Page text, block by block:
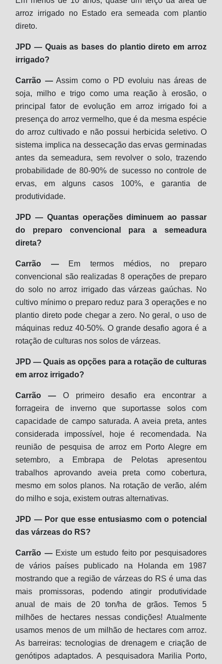
arroz irrigado no Estado era semeada com plantio
direto.
JPD — Quais as bases do plantio direto em arroz
irrigado?
Carrão —Assim como o PD evoluiu nas áreas de
soja, milho e trigo como uma reação à erosão, o
principal fator de evolução em arroz irrigado foi a
presença do arroz vermelho, que é da mesma espécie
do arroz cultivado e não possui herbicida seletivo. O
sistema implica na dessecação das ervas germinadas
antes da semeadura, sem revolver o solo, trazendo
probabilidade de 80-90% de sucesso no controle de
ervas, em alguns casos 100%, e garantia de
produtividade.
JPD — Quantas operações diminuem ao passar
do preparo convencional para a semeadura
direta?
Carrão —Em termos médios, no preparo
convencional são realizadas 8 operações de preparo
do solo no arroz irrigado das várzeas gaúchas. No
cultivo mínimo o preparo reduz para 3 operações e no
plantio direto pode chegar a zero. No geral, o uso de
máquinas reduz 40-50%. O grande desafio agora é a
rotação de culturas nos solos de várzeas.
JPD — Quais as opções para a rotação de culturas
em arroz irrigado?
Carrão — O primeiro desafio era encontrar a
forrageira de inverno que suportasse solos com
capacidade de campo saturada. A aveia preta, antes
considerada impossível, hoje é recomendada. Na
reunião de pesquisa de arroz em Porto Alegre em
setembro, a Embrapa de Pelotas apresentou
trabalhos aprovando aveia preta como cobertura,
mesmo em solos planos. Na rotação de verão, além
do milho e soja, existem outras alternativas.
JPD — Por que esse entusiasmo com o potencial
das várzeas do RS?
Carrão —Existe um estudo feito por pesquisadores
de vários países publicado na Holanda em 1987
mostrando que a região de várzeas do RS é uma das
mais promissoras, podendo atingir produtividade
anual de mais de 20 ton/ha de grãos. Temos 5
milhões de hectares nessas condições! Atualmente
usamos menos de um milhão de hectares com arroz.
As barreiras: tecnologias de drenagem e criação de
genótipos adaptados. A pesquisadora Marilia Porto,